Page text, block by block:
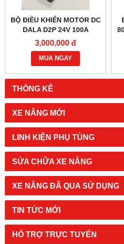
THỐNG KÊ
XE NÂNG MỚI
LINH KIỆN PHỤ TÙNG
SỬA CHỮA XE NÂNG
XE NÂNG ĐÃ QUA SỬ DỤNG
TIN TỨC MỚI
HỔ TRỢ TRỰC TUYẾN
BỘ ĐIỀU KHIỂN MOTOR DC
DALA D2P 24V 100A
3,000,000 đ
MUA NGAY